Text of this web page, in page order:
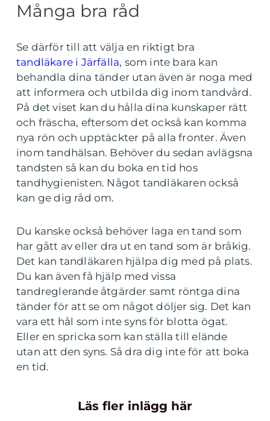
Många bra råd
Se därför till att välja en riktigt bra
tandläkare i Järfälla, som inte bara kan
behandla dina tänder utan även är noga med
att informera och utbilda dig inom tandvård.
På det viset kan du hålla dina kunskaper rätt
och fräscha, eftersom det också kan komma
nya rön och upptäckter på alla fronter. Även
inom tandhälsan. Behöver du sedan avlägsna
tandsten så kan du boka en tid hos
tandhygienisten. Något tandläkaren också
kan ge dig råd om.
Du kanske också behöver laga en tand som
har gått av eller dra ut en tand som är bråkig.
Det kan tandläkaren hjälpa dig med på plats.
Du kan även få hjälp med vissa
tandreglerande åtgärder samt röntga dina
tänder för att se om något döljer sig. Det kan
vara ett hål som inte syns för blotta ögat.
Eller en spricka som kan ställa till elände
utan att den syns. Så dra dig inte för att boka
en tid.
Läs fler inlägg här